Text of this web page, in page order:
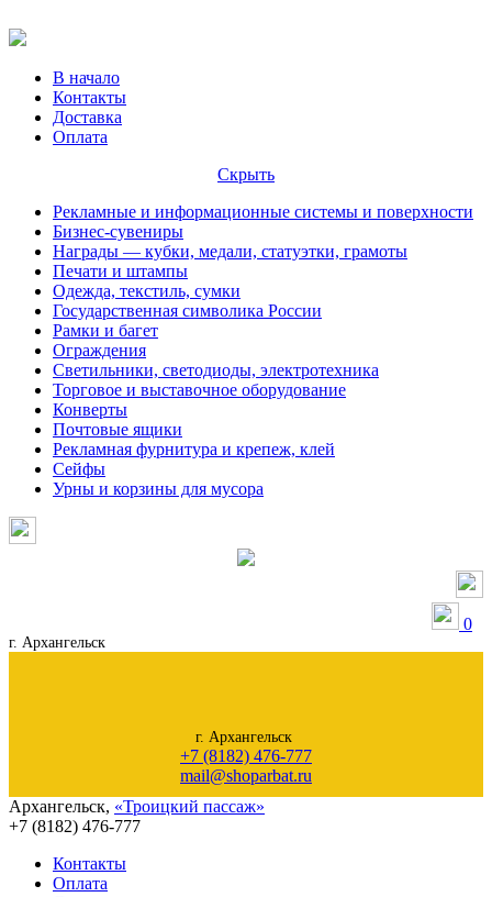
В начало
Контакты
Доставка
Оплата
Скрыть
Рекламные и информационные системы и поверхности
Бизнес-сувениры
Награды — кубки, медали, статуэтки, грамоты
Печати и штампы
Одежда, текстиль, сумки
Государственная символика России
Рамки и багет
Ограждения
Светильники, светодиоды, электротехника
Торговое и выставочное оборудование
Конверты
Почтовые ящики
Рекламная фурнитура и крепеж, клей
Сейфы
Урны и корзины для мусора
0
г. Архангельск
г. Архангельск
+7 (8182) 476-777
mail@shoparbat.ru
Архангельск, «Троицкий пассаж»
+7 (8182) 476-777
Контакты
Оплата